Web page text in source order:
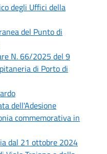
degli Uffici della
del Punto di
N. 66/2025 del 9
di Porto di
dell'Adesione
commemorativa in
dal 21 ottobre 2024